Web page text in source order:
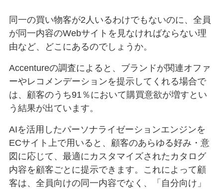
同一の買い物客が2人いるわけでもないのに、全員
が同一内容のWebサイトを見なければならない理
由など、どこにあるのでしょうか。
Accentureの調査によると、ブランドが関連オファ
ーやレコメンデーションを提示してくれる場合で
は、顧客のうち91％において購買意欲が増すとい
う結果が出ています。
AIを活用したパーソナライゼーションエンジンを
ECサイト上で用いると、顧客のあらゆる好み・意
図に応じて、最適にカスタマイズされたカタログ
内容を顧客ごとに提示できます。これによって顧
客は、全員向けの同一内容でなく、「自分向け」